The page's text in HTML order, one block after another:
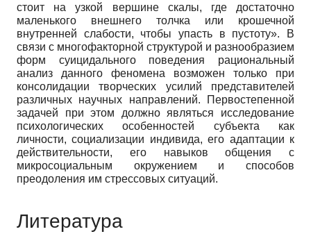
стоит на узкой вершине скалы, где достаточно
маленького внешнего толчка или крошечной
внутренней слабости, чтобы упасть в пустоту». В
связи с многофакторной структурой и разнообразием
форм суицидального поведения рациональный
анализ данного феномена возможен только при
консолидации творческих усилий представителей
различных научных направлений. Первостепенной
задачей при этом должно являться исследование
психологических особенностей субъекта как
личности, социализации индивида, его адаптации к
действительности, его навыков общения с
микросоциальным окружением и способов
преодоления им стрессовых ситуаций.
Литература